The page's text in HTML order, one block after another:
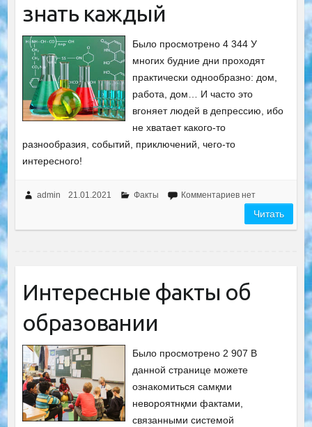
знать каждый
Было просмотрено 4 344 У
многих будние дни проходят
практически однообразно: дом,
работа, дом… И часто это
вгоняет людей в депрессию, ибо
не хватает какого-то
разнообразия, событий, приключений, чего-то
интересного!
admin 21.01.2021 Факты Комментариев нет
Читать
Интересные факты об
образовании
Было просмотрено 2 907 В
данной странице можете
ознакомиться самқми
невороятнқми фактами,
связанными системой